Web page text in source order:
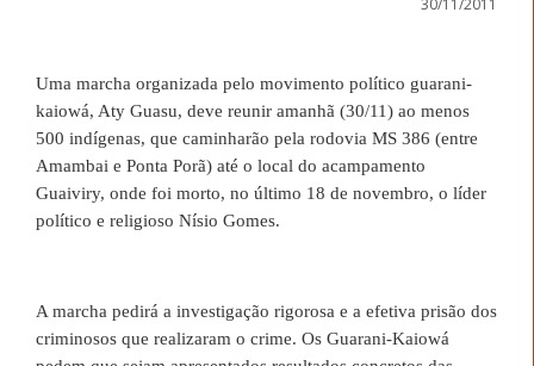
Uma marcha organizada pelo movimento político guarani-
kaiowá, Aty Guasu, deve reunir amanhã (30/11) ao menos
500 indígenas, que caminharão pela rodovia MS 386 (entre
Amambai e Ponta Porã) até o local do acampamento
Guaiviry, onde foi morto, no último 18 de novembro, o líder
político e religioso Nísio Gomes.
A marcha pedirá a investigação rigorosa e a efetiva prisão dos
criminosos que realizaram o crime. Os Guarani-Kaiowá